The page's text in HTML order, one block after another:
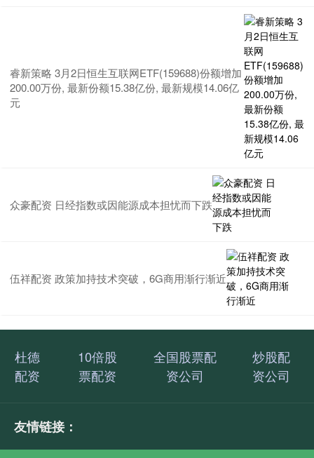
睿新策略 3月2日恒生互联网ETF(159688)份额增加
200.00万份, 最新份额15.38亿份, 最新规模14.06亿
元
众豪配资 日经指数或因能源成本担忧而下跌
伍祥配资 政策加持技术突破，6G商用渐行渐近
杜德
配资
10倍股
票配资
全国股票配
资公司
炒股配
资公司
友情链接：